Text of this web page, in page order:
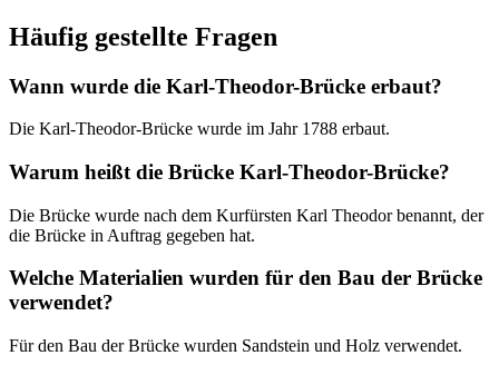
Häufig gestellte Fragen
Wann wurde die Karl-Theodor-Brücke erbaut?
Die Karl-Theodor-Brücke wurde im Jahr 1788 erbaut.
Warum heißt die Brücke Karl-Theodor-Brücke?
Die Brücke wurde nach dem Kurfürsten Karl Theodor benannt, der
die Brücke in Auftrag gegeben hat.
Welche Materialien wurden für den Bau der Brücke
verwendet?
Für den Bau der Brücke wurden Sandstein und Holz verwendet.